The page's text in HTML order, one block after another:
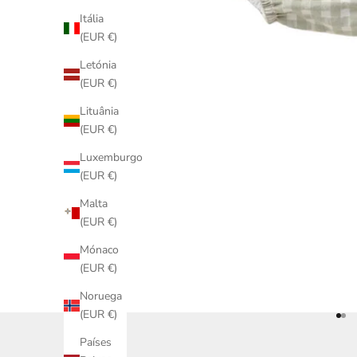
Itália
(EUR €)
Letónia
(EUR €)
Lituânia
(EUR €)
Luxemburgo
(EUR €)
Malta
(EUR €)
Mónaco
(EUR €)
Noruega
(EUR €)
Países
IrIr